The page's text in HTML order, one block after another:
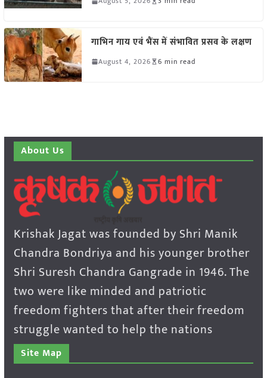
गाभिन गाय एवं भैंस में संभावित प्रसव के लक्षण
August 4, 2026 6 min read
About Us
Krishak Jagat was founded by Shri Manik
Chandra Bondriya and his younger brother
Shri Suresh Chandra Gangrade in 1946. The
two were like minded and patriotic
freedom fighters that after their freedom
struggle wanted to help the nations
Site Map